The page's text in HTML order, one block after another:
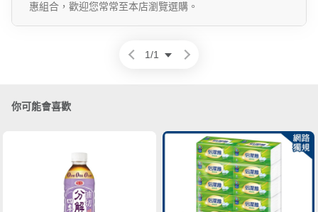
惠組合，歡迎您常常至本店瀏覽選購。
1/1
你可能會喜歡